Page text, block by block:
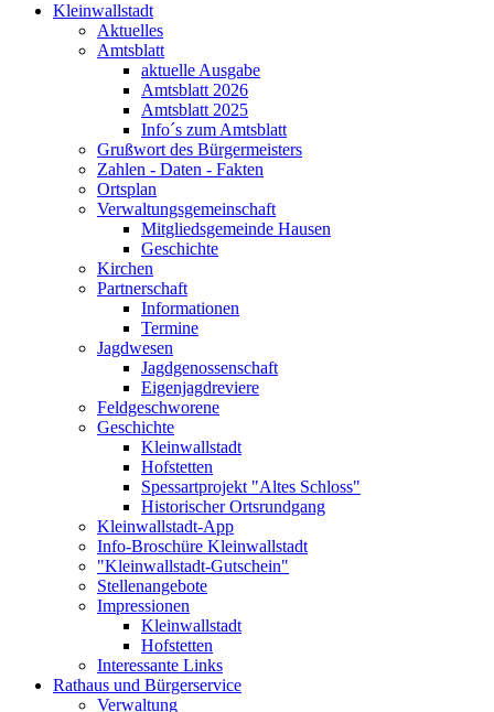
Kleinwallstadt
Aktuelles
Amtsblatt
aktuelle Ausgabe
Amtsblatt 2026
Amtsblatt 2025
Info´s zum Amtsblatt
Grußwort des Bürgermeisters
Zahlen - Daten - Fakten
Ortsplan
Verwaltungsgemeinschaft
Mitgliedsgemeinde Hausen
Geschichte
Kirchen
Partnerschaft
Informationen
Termine
Jagdwesen
Jagdgenossenschaft
Eigenjagdreviere
Feldgeschworene
Geschichte
Kleinwallstadt
Hofstetten
Spessartprojekt "Altes Schloss"
Historischer Ortsrundgang
Kleinwallstadt-App
Info-Broschüre Kleinwallstadt
"Kleinwallstadt-Gutschein"
Stellenangebote
Impressionen
Kleinwallstadt
Hofstetten
Interessante Links
Rathaus und Bürgerservice
Verwaltung